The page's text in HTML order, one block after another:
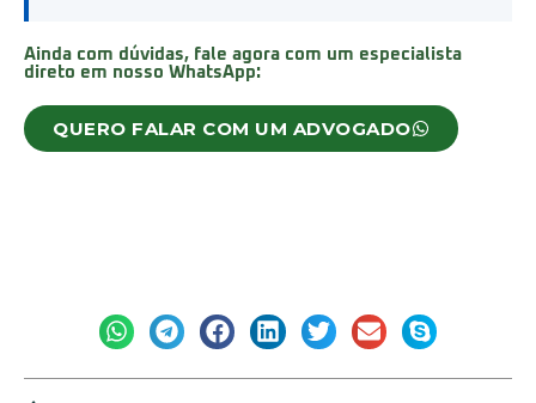
Ainda com dúvidas, fale agora com um especialista
direto em nosso WhatsApp:
QUERO FALAR COM UM ADVOGADO